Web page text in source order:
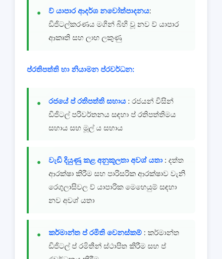
ව් යාපාර ආදර්ශ නවෝත්පාදනය:
ඩිජිටල්කරණය මගින් බිහි වූ නව ව් යාපාර
ආකෘති සහ ලාභ ලකුණු
ප්රතිපත්ති හා නියාමන ප්රවර්ධන:
රජයේ ප් රතිපත්ති සහාය : රජයන් විසින්
ඩිජිටල් පරිවර්තනය සඳහා ප් රතිපත්තිමය
සහාය සහ මූල් ය සහාය
වැඩි දියුණු කළ අනුකූලතා අවශ් යතා : දත්ත
ආරක්ෂා කිරීම සහ පාරිසරික ආරක්ෂාව වැනි
රෙගුලාසිවල ව් යාපාරික මෙහෙයුම් සඳහා
නව අවශ් යතා
කර්මාන්ත ප් රමිති වෙනස්කම් : කර්මාන්ත
ඩිජිටල් ප් රමිතීන් ස්ථාපිත කිරීම සහ ප්